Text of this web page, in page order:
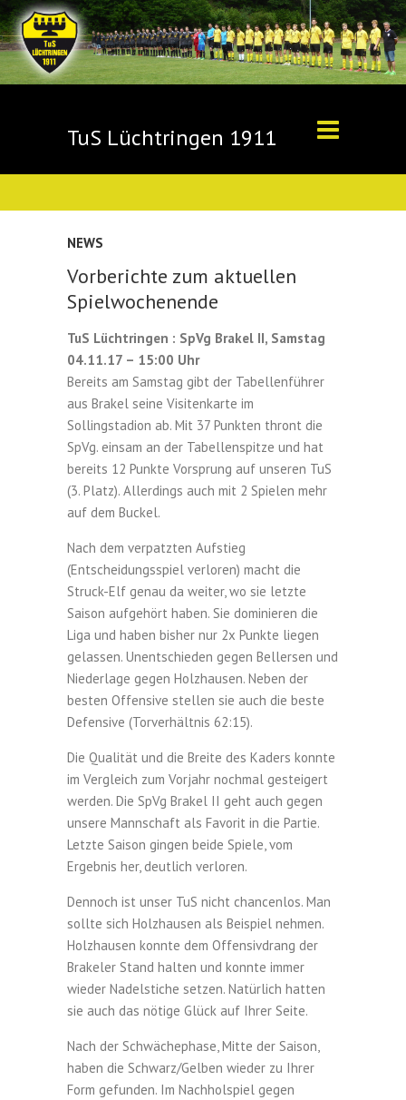
TuS Lüchtringen 1911
NEWS
Vorberichte zum aktuellen
Spielwochenende
TuS Lüchtringen : SpVg Brakel II, Samstag
04.11.17 – 15:00 Uhr
Bereits am Samstag gibt der Tabellenführer
aus Brakel seine Visitenkarte im
Sollingstadion ab. Mit 37 Punkten thront die
SpVg. einsam an der Tabellenspitze und hat
bereits 12 Punkte Vorsprung auf unseren TuS
(3. Platz). Allerdings auch mit 2 Spielen mehr
auf dem Buckel.
Nach dem verpatzten Aufstieg
(Entscheidungsspiel verloren) macht die
Struck-Elf genau da weiter, wo sie letzte
Saison aufgehört haben. Sie dominieren die
Liga und haben bisher nur 2x Punkte liegen
gelassen. Unentschieden gegen Bellersen und
Niederlage gegen Holzhausen. Neben der
besten Offensive stellen sie auch die beste
Defensive (Torverhältnis 62:15).
Die Qualität und die Breite des Kaders konnte
im Vergleich zum Vorjahr nochmal gesteigert
werden. Die SpVg Brakel II geht auch gegen
unsere Mannschaft als Favorit in die Partie.
Letzte Saison gingen beide Spiele, vom
Ergebnis her, deutlich verloren.
Dennoch ist unser TuS nicht chancenlos. Man
sollte sich Holzhausen als Beispiel nehmen.
Holzhausen konnte dem Offensivdrang der
Brakeler Stand halten und konnte immer
wieder Nadelstiche setzen. Natürlich hatten
sie auch das nötige Glück auf Ihrer Seite.
Nach der Schwächephase, Mitte der Saison,
haben die Schwarz/Gelben wieder zu Ihrer
Form gefunden. Im Nachholspiel gegen